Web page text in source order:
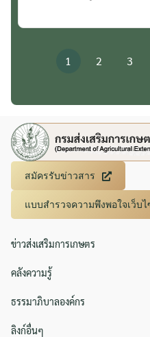
1 2 3
สมัครรับข่าวสาร
แบบสำรวจความพึงพอใจเว็บ
ข่าวส่งเสริมการเกษตร
คลังความรู้
ธรรมาภิบาลองค์กร
ลิงก์อื่นๆ